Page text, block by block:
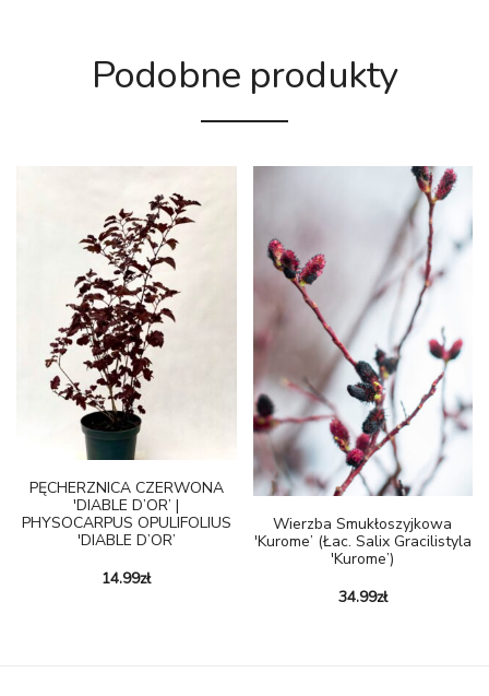
Podobne produkty
PĘCHERZNICA CZERWONA
'DIABLE D’OR’ |
PHYSOCARPUS OPULIFOLIUS
'DIABLE D’OR’
14.99zł
Wierzba Smukłoszyjkowa
'Kurome’ (łac. Salix Gracilistyla
'Kurome’)
34.99zł